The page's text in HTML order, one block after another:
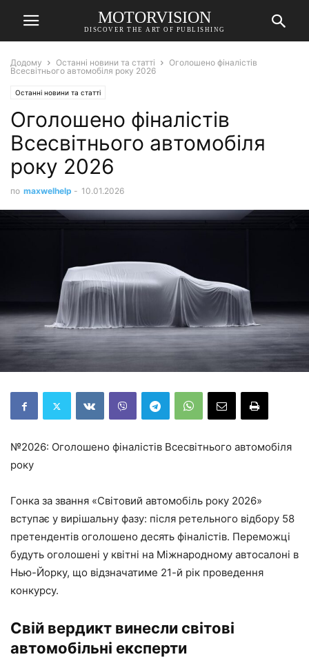
MOTORVISION
DISCOVER THE ART OF PUBLISHING
Додому Останні новини та статті
Оголошено фіналістів
Всесвітнього автомобіля року 2026
Останні новини та статті
Оголошено фіналістів
Всесвітнього автомобіля
року 2026
по maxwelhelp - 10.01.2026
№2026: Оголошено фіналістів Всесвітнього автомобіля
року
Гонка за звання «Світовий автомобіль року 2026»
вступає у вирішальну фазу: після ретельного відбору 58
претендентів оголошено десять фіналістів. Переможці
будуть оголошені у квітні на Міжнародному автосалоні в
Нью-Йорку, що відзначатиме 21-й рік проведення
конкурсу.
Свій вердикт винесли світові
автомобільні експерти